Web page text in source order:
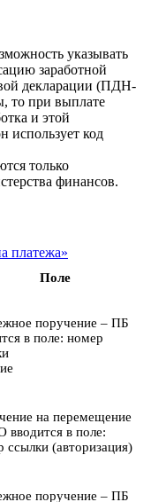
указывать
заработной
декларации (ПДН-
то при выплате
и этой
использует код
только
финансов.
платежа»
Поле
поручение – ПБ
в поле: номер
на перемещение
вводится в поле:
ссылки (авторизация)
поручение – ПБ